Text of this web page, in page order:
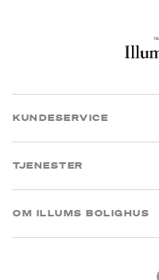
KUNDESERVICE
TJENESTER
OM ILLUMS BOLIGHUS